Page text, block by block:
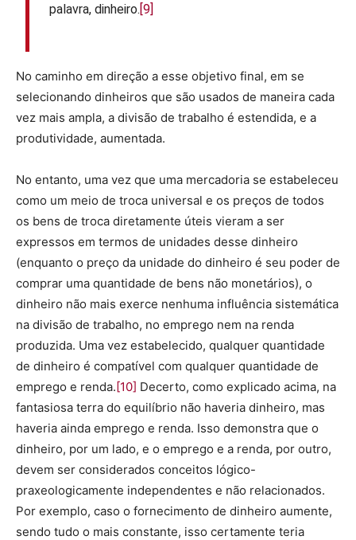
palavra, dinheiro.[9]
No caminho em direção a esse objetivo final, em se
selecionando dinheiros que são usados de maneira cada
vez mais ampla, a divisão de trabalho é estendida, e a
produtividade, aumentada.
No entanto, uma vez que uma mercadoria se estabeleceu
como um meio de troca universal e os preços de todos
os bens de troca diretamente úteis vieram a ser
expressos em termos de unidades desse dinheiro
(enquanto o preço da unidade do dinheiro é seu poder de
comprar uma quantidade de bens não monetários), o
dinheiro não mais exerce nenhuma influência sistemática
na divisão de trabalho, no emprego nem na renda
produzida. Uma vez estabelecido, qualquer quantidade
de dinheiro é compatível com qualquer quantidade de
emprego e renda.[10] Decerto, como explicado acima, na
fantasiosa terra do equilíbrio não haveria dinheiro, mas
haveria ainda emprego e renda. Isso demonstra que o
dinheiro, por um lado, e o emprego e a renda, por outro,
devem ser considerados conceitos lógico-
praxeologicamente independentes e não relacionados.
Por exemplo, caso o fornecimento de dinheiro aumente,
sendo tudo o mais constante, isso certamente teria